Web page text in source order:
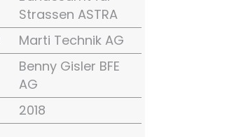
Strassen ASTRA
Marti Technik AG
Benny Gisler BFE
AG
2018